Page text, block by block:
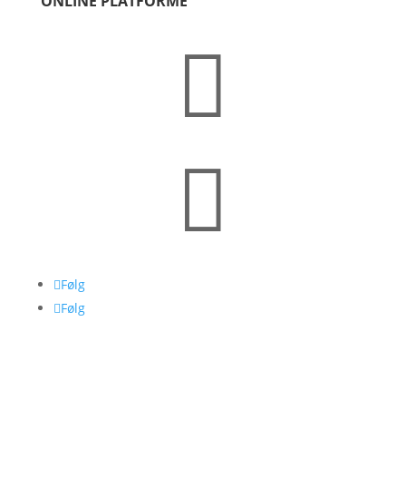


Følg
Følg